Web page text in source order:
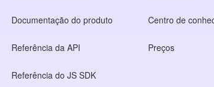
Documentação do produto
Referência da API
Referência do JS SDK
Centro de
Preços